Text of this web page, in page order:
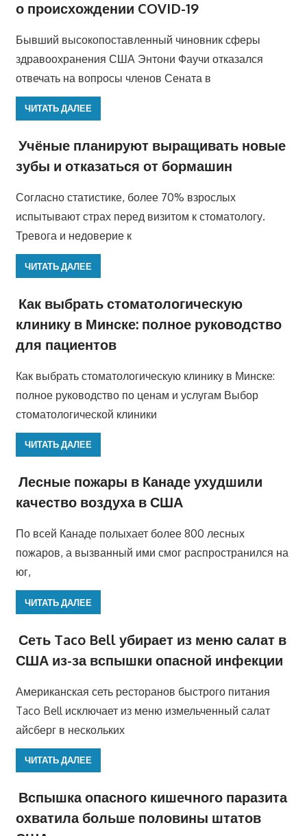
о происхождении COVID-19
Бывший высокопоставленный чиновник сферы
здравоохранения США Энтони Фаучи отказался
отвечать на вопросы членов Сената в
ЧИТАТЬ ДАЛЕЕ
Учёные планируют выращивать новые
зубы и отказаться от бормашин
Согласно статистике, более 70% взрослых
испытывают страх перед визитом к стоматологу.
Тревога и недоверие к
ЧИТАТЬ ДАЛЕЕ
Как выбрать стоматологическую
клинику в Минске: полное руководство
для пациентов
Как выбрать стоматологическую клинику в Минске:
полное руководство по ценам и услугам Выбор
стоматологической клиники
ЧИТАТЬ ДАЛЕЕ
Лесные пожары в Канаде ухудшили
качество воздуха в США
По всей Канаде полыхает более 800 лесных
пожаров, а вызванный ими смог распространился на
юг,
ЧИТАТЬ ДАЛЕЕ
Сеть Taco Bell убирает из меню салат в
США из-за вспышки опасной инфекции
Американская сеть ресторанов быстрого питания
Taco Bell исключает из меню измельченный салат
айсберг в нескольких
ЧИТАТЬ ДАЛЕЕ
Вспышка опасного кишечного паразита
охватила больше половины штатов